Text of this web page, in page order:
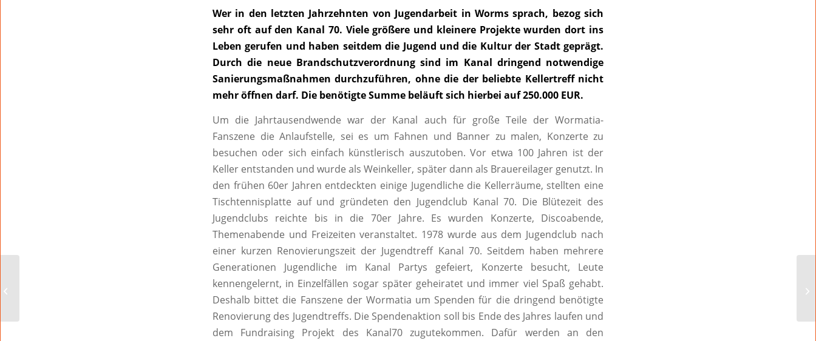
Wer in den letzten Jahrzehnten von Jugendarbeit in Worms sprach, bezog sich
sehr oft auf den Kanal 70. Viele größere und kleinere Projekte wurden dort ins
Leben gerufen und haben seitdem die Jugend und die Kultur der Stadt geprägt.
Durch die neue Brandschutzverordnung sind im Kanal dringend notwendige
Sanierungsmaßnahmen durchzuführen, ohne die der beliebte Kellertreff nicht
mehr öffnen darf. Die benötigte Summe beläuft sich hierbei auf 250.000 EUR.
Um die Jahrtausendwende war der Kanal auch für große Teile der Wormatia-
Fanszene die Anlaufstelle, sei es um Fahnen und Banner zu malen, Konzerte zu
besuchen oder sich einfach künstlerisch auszutoben. Vor etwa 100 Jahren ist der
Keller entstanden und wurde als Weinkeller, später dann als Brauereilager genutzt. In
den frühen 60er Jahren entdeckten einige Jugendliche die Kellerräume, stellten eine
Tischtennisplatte auf und gründeten den Jugendclub Kanal 70. Die Blütezeit des
Jugendclubs reichte bis in die 70er Jahre. Es wurden Konzerte, Discoabende,
Themenabende und Freizeiten veranstaltet. 1978 wurde aus dem Jugendclub nach
einer kurzen Renovierungszeit der Jugendtreff Kanal 70. Seitdem haben mehrere
Generationen Jugendliche im Kanal Partys gefeiert, Konzerte besucht, Leute
kennengelernt, in Einzelfällen sogar später geheiratet und immer viel Spaß gehabt.
Deshalb bittet die Fanszene der Wormatia um Spenden für die dringend benötigte
Renovierung des Jugendtreffs. Die Spendenaktion soll bis Ende des Jahres laufen und
dem Fundraising Projekt des Kanal70 zugutekommen. Dafür werden an den